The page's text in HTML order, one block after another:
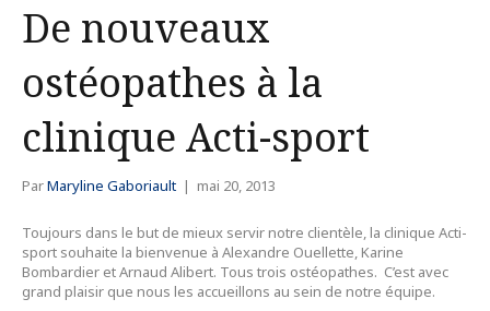
De nouveaux
ostéopathes à la
clinique Acti-sport
ParMaryline Gaboriault | mai 20, 2013
Toujours dans le but de mieux servir notre clientèle, la clinique Acti-
sport souhaite la bienvenue à Alexandre Ouellette, Karine
Bombardier et Arnaud Alibert. Tous trois ostéopathes. C’est avec
grand plaisir que nous les accueillons au sein de notre équipe.